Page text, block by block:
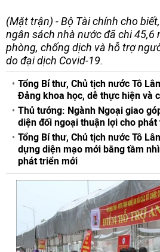
(Mặt trận) - Bộ Tài chính cho
ngân sách nhà nước đã chi 45,6
phòng, chống dịch và hỗ trợ
do đại dịch Covid-19.
Tổng Bí thư, Chủ tịch nước Tô
Đảng khoa học, dễ thực hiện và
Thủ tướng: Ngành Ngoại giao
diện đối ngoại thuận lợi cho phát
Tổng Bí thư, Chủ tịch nước Tô
dựng diện mạo mới bằng tầm
phát triển mới